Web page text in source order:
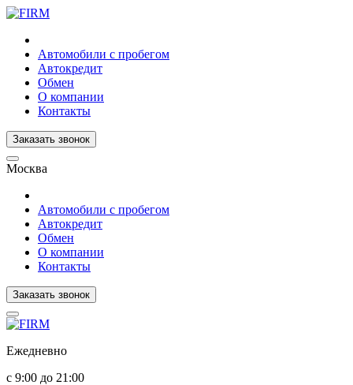
Автомобили с пробегом
Автокредит
Обмен
О компании
Контакты
Заказать звонок
Москва
Автомобили с пробегом
Автокредит
Обмен
О компании
Контакты
Заказать звонок
Ежедневно
с 9:00 до 21:00